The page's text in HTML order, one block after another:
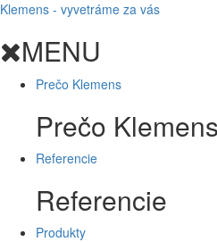
Klemens - vyvetráme za vás
MENU
Prečo Klemens
Prečo Klemens
Referencie
Referencie
Produkty